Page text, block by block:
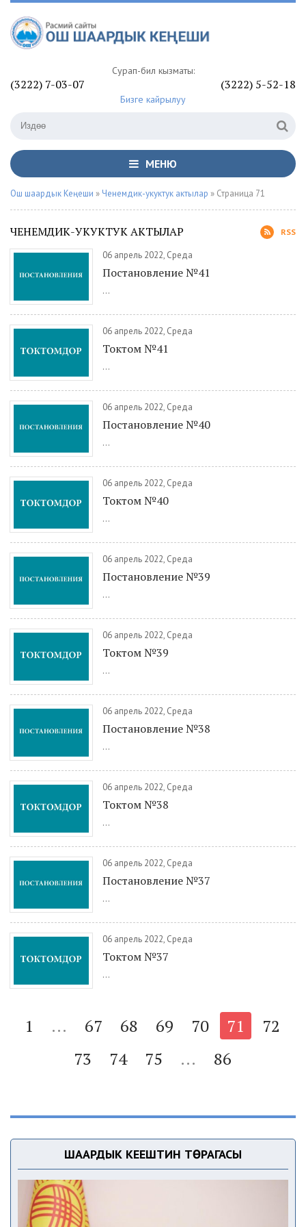
Сурап-билүү кызматы:
(3222) 7-03-07 (3222) 5-52-18
Бизге кайрылуу
МЕНЮ
Ош шаардык Кеңеши » Ченемдик-укуктук актылар » Страница 71
ЧЕНЕМДИК-УКУКТУК АКТЫЛАР RSS
06 апрель 2022, Среда
Постановление №41
...
06 апрель 2022, Среда
Токтом №41
...
06 апрель 2022, Среда
Постановление №40
...
06 апрель 2022, Среда
Токтом №40
...
06 апрель 2022, Среда
Постановление №39
...
06 апрель 2022, Среда
Токтом №39
...
06 апрель 2022, Среда
Постановление №38
...
06 апрель 2022, Среда
Токтом №38
...
06 апрель 2022, Среда
Постановление №37
...
06 апрель 2022, Среда
Токтом №37
...
1 ... 67 68 69 70 71
72
73
74 75 ... 86
ШААРДЫК КЕҢЕШТИН ТӨРАГАСЫ